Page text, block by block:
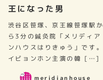
王になった男
渋谷区笹塚、京王線笹塚駅か
ら3分の鍼灸院「メリディア
ンハウスはりきゅう」です。
イビョンホン主演の韓 […]
meridianhouse